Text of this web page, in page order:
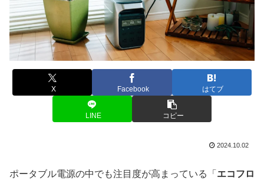
X Facebook はてブ
LINE コピー
2024.10.02
ポータブル電源の中でも注目度が高まっている「 エコフロ